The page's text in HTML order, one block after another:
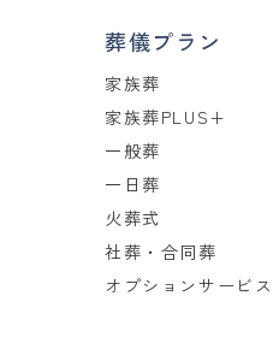
葬儀プラン
家族葬
家族葬PLUS+
一般葬
一日葬
火葬式
社葬・合同葬
オプションサービス